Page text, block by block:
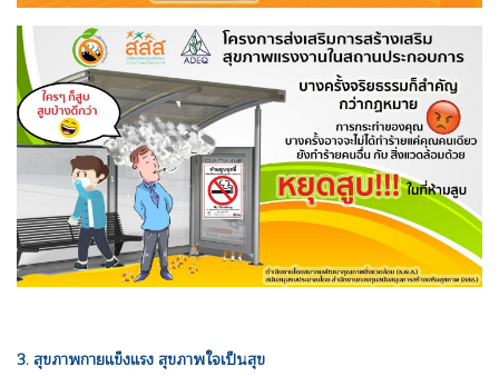
3. สุขภาพกายแข็งแรง สุขภาพใจเป็นสุข